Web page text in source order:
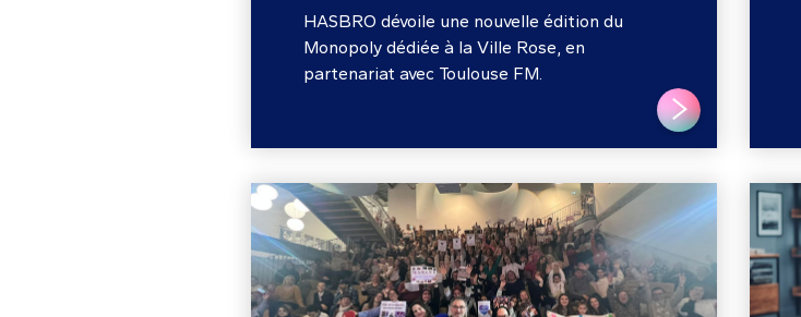
HASBRO dévoile une nouvelle édition du
Monopoly dédiée à la Ville Rose, en
partenariat avec Toulouse FM.